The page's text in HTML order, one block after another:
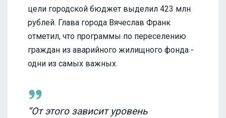
цели городской бюджет выделил 423 млн
рублей. Глава города Вячеслав Франк
отметил, что программы по переселению
граждан из аварийного жилищного фонда -
одни из самых важных.
“От этого зависит уровень